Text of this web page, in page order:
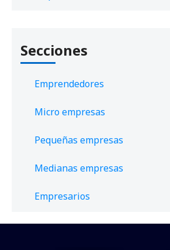
Secciones
Emprendedores
Micro empresas
Pequeñas empresas
Medianas empresas
Empresarios